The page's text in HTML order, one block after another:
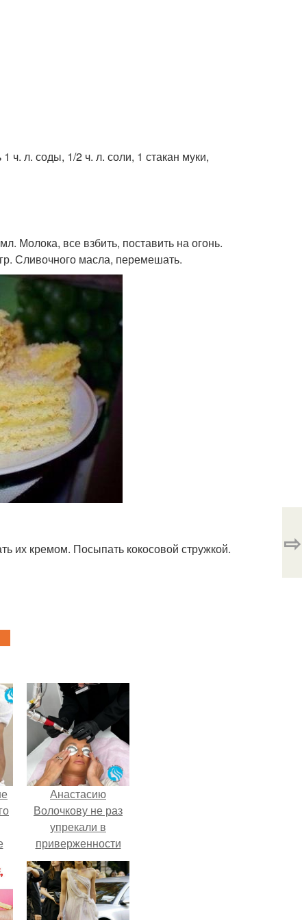
ч. л. соды, 1/2 ч. л. соли, 1 стакан муки,
Молока, все взбить, поставить на огонь.
Сливочного масла, перемешать.
их кремом. Посыпать кокосовой стружкой.
⇨
Анастасию
Волочкову не раз
упрекали в
приверженности
устаревшим бьюти -
процедурам.